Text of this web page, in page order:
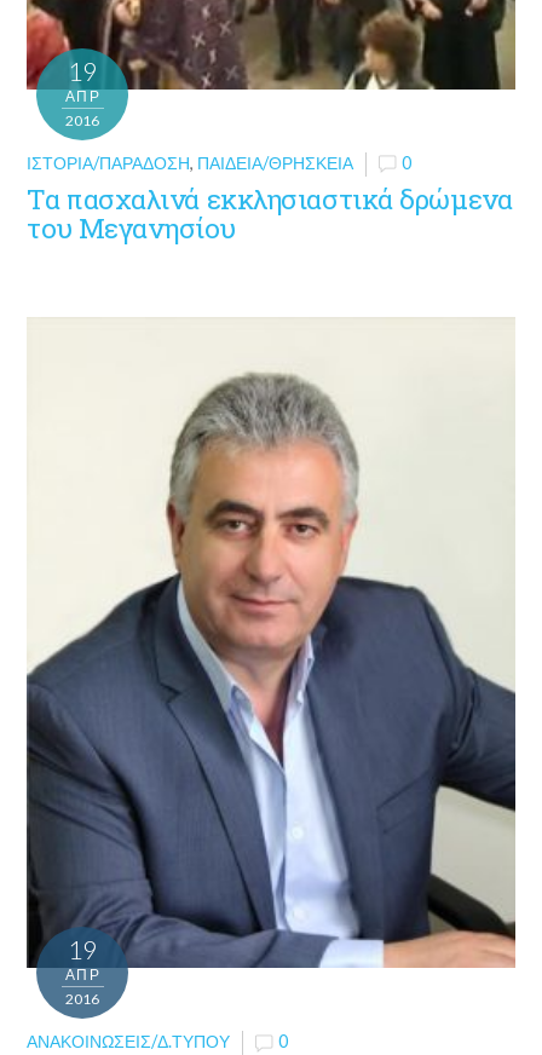
19
ΑΠΡ
2016
ΙΣΤΟΡΊΑ/ΠΑΡΆΔΟΣΗ, ΠΑΙΔΕΊΑ/ΘΡΗΣΚΕΊΑ 0
Τα πασχαλινά εκκλησιαστικά δρώμενα
του Μεγανησίου
19
ΑΠΡ
2016
ΑΝΑΚΟΙΝΏΣΕΙΣ/Δ.ΤΎΠΟΥ 0